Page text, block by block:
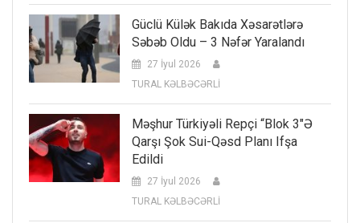
Güclü Külək Bakıda Xəsarətlərə
Səbəb Oldu – 3 Nəfər Yaralandı
27 İyul 2026
TURAL KƏLBƏCƏRLİ
Məşhur Türkiyəli Repçi “Blok 3″ə
Qarşı Şok Sui-Qəsd Planı Ifşa
Edildi
27 İyul 2026
TURAL KƏLBƏCƏRLİ